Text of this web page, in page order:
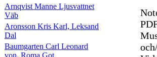
Arnqvist Manne Ljusvattnet
Väb
Aronsson Kris Karl, Leksand
Dal
Baumgarten Carl Leonard
von, Roma Got